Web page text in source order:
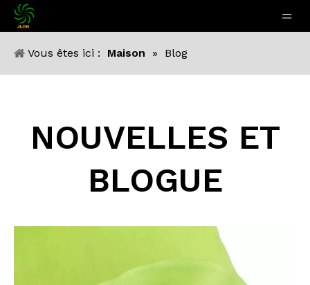
Vous êtes ici : Maison » Blog
NOUVELLES ET
BLOGUE